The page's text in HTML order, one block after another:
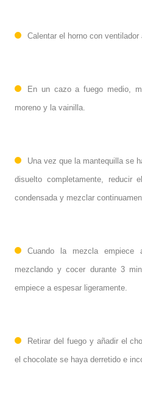
Calentar el horno con ventilador
En un cazoa fuego medio,
moreno y la vainilla.
Una vez que la mantequilla se
disuelto completamente, reducir
condensada y mezclar
Cuando la mezcla
mezclando y cocer durante 3
empiece a espesar ligeramente.
Retirar del fuego y añadir el
el chocolate se haya derretido e